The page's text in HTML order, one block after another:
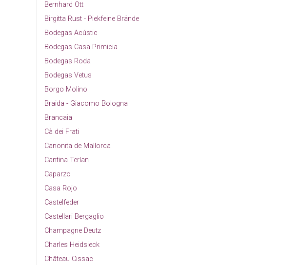
Bernhard Ott
Birgitta Rust - Piekfeine Brände
Bodegas Acústic
Bodegas Casa Primicia
Bodegas Roda
Bodegas Vetus
Borgo Molino
Braida - Giacomo Bologna
Brancaia
Cà dei Frati
Canonita de Mallorca
Cantina Terlan
Caparzo
Casa Rojo
Castelfeder
Castellari Bergaglio
Champagne Deutz
Charles Heidsieck
Château Cissac